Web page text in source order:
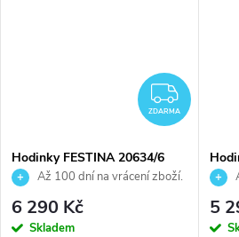
ZDARMA
Hodinky FESTINA 20634/6
Až 100 dní na vrácení zboží.
Autorizovaný prodejce.
6 290 Kč
Skladem
5